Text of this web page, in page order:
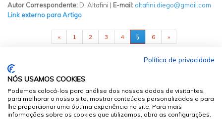
Autor Correspondente: D. Altafini | E-mail: altafini.diego@gmail.com
Link externo para Artigo
« 1 2 3 4 5 6 »
Política de privacidade
NÓS USAMOS COOKIES
Podemos colocá-los para análise dos nossos dados de visitantes,
para melhorar o nosso site, mostrar conteúdos personalizados e para
lhe proporcionar uma óptima experiência no site. Para mais
informações sobre os cookies que utilizamos, abra as configurações.